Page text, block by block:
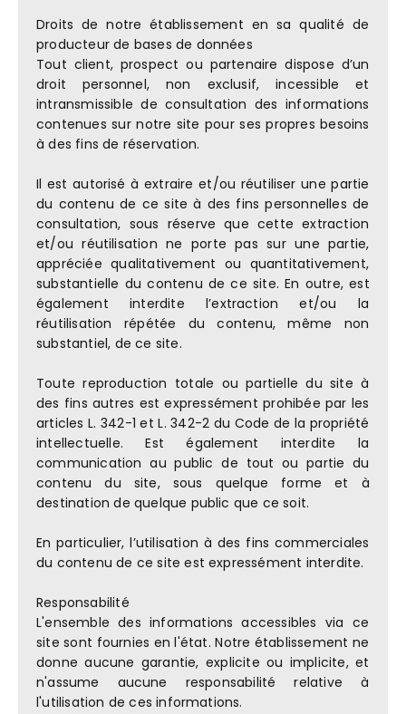
Droits de notre établissement en sa qualité de
producteur de bases de données
Tout client, prospect ou partenaire dispose d’un
droit personnel, non exclusif, incessible et
intransmissible de consultation des informations
contenues sur notre site pour ses propres besoins
à des fins de réservation.
Il est autorisé à extraire et/ou réutiliser une partie
du contenu de ce site à des fins personnelles de
consultation, sous réserve que cette extraction
et/ou réutilisation ne porte pas sur une partie,
appréciée qualitativement ou quantitativement,
substantielle du contenu de ce site. En outre, est
également interdite l’extraction et/ou la
réutilisation répétée du contenu, même non
substantiel, de ce site.
Toute reproduction totale ou partielle du site à
des fins autres est expressément prohibée par les
articles L. 342-1 et L. 342-2 du Code de la propriété
intellectuelle. Est également interdite la
communication au public de tout ou partie du
contenu du site, sous quelque forme et à
destination de quelque public que ce soit.
En particulier, l’utilisation à des fins commerciales
du contenu de ce site est expressément interdite.
Responsabilité
L'ensemble des informations accessibles via ce
site sont fournies en l'état. Notre établissement ne
donne aucune garantie, explicite ou implicite, et
n'assume aucune responsabilité relative à
l'utilisation de ces informations.